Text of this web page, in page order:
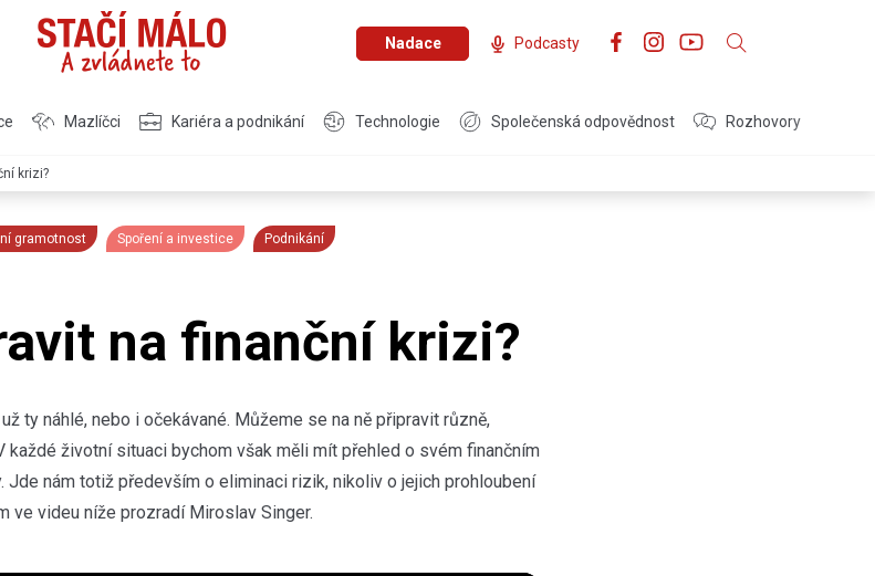
Nadace Podcasty
Mazlíčci Kariéra a podnikání Technologie Společenská odpovědnost Rozhovory
krizi?
gramotnost Spoření a investice Podnikání
na finanční krizi?
ty náhlé, nebo i očekávané. Můžeme se na ně připravit různě,
každé životní situaci bychom však měli mít přehled o svém finančním
Jde nám totiž především o eliminaci rizik, nikoliv o jejich prohloubení
ve videu níže prozradí Miroslav Singer.